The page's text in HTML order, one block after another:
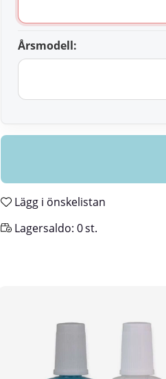
Årsmodell:
Lägg i önskelistan
Lagersaldo: 0st.